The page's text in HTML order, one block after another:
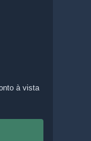
à vista